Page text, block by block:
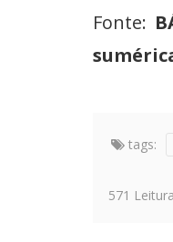
Fonte:
tags:
571